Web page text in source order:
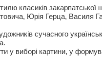
класиків
Юрія Герца, Василя
сучасного
у виборі картини, у